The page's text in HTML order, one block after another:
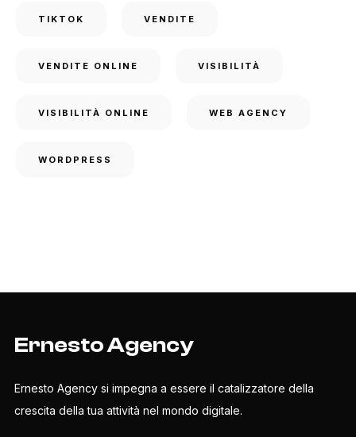
TIKTOK VENDITE
VENDITE ONLINE VISIBILITÀ
VISIBILITÀ ONLINE WEB AGENCY
WORDPRESS
Ernesto Agency
Ernesto Agency si impegna a essere il catalizzatore della
crescita della tua attività nel mondo digitale.